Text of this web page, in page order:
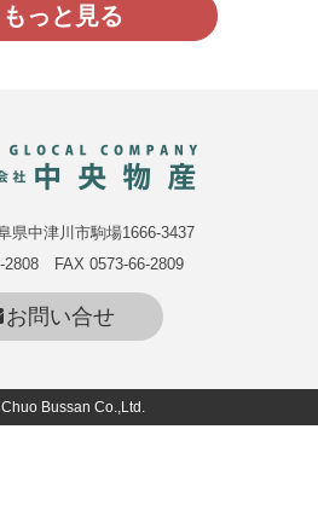
もっと見る
県中津川市駒場1666-3437
2808 FAX 0573-66-2809
お問い合せ
Bussan Co.,Ltd.